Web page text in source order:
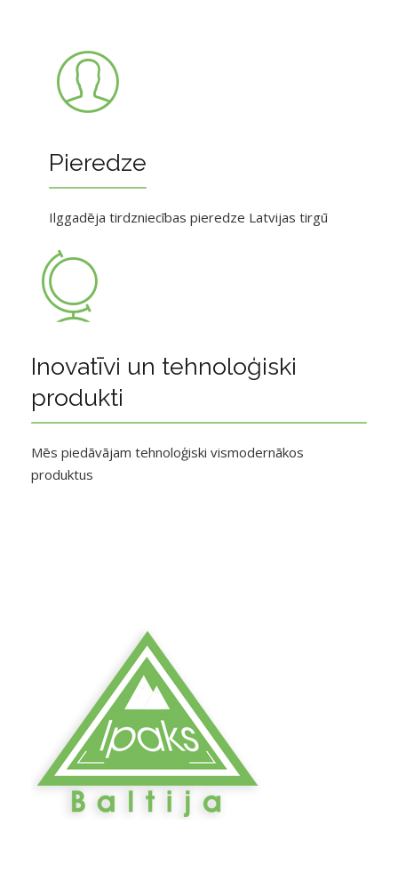
Pieredze
Ilggadēja tirdzniecības pieredze Latvijas tirgū
Inovatīvi un tehnoloģiski
produkti
Mēs piedāvājam tehnoloģiski vismodernākos
produktus